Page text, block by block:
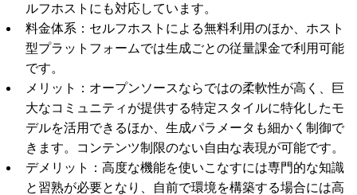
ルフホストにも対応しています。
料金体系：セルフホストによる無料利用のほか、ホスト
型プラットフォームでは生成ごとの従量課金で利用可能
です。
メリット：オープンソースならではの柔軟性が高く、巨
大なコミュニティが提供する特定スタイルに特化したモ
デルを活用できるほか、生成パラメータも細かく制御で
きます。コンテンツ制限のない自由な表現が可能です。
デメリット：高度な機能を使いこなすには専門的な知識
と習熟が必要となり、自前で環境を構築する場合には高